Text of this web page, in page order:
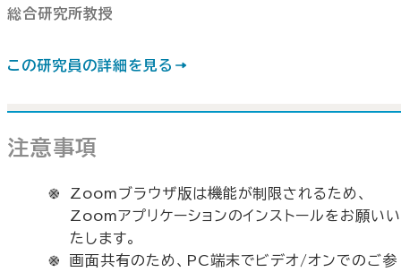
総合研究所教授
この研究員の詳細を見る
注意事項
Zoomブラウザ版は機能が制限されるため、
Zoomアプリケーションのインストールをお願いい
たします。
画面共有のため、PC端末でビデオ/オンでのご参